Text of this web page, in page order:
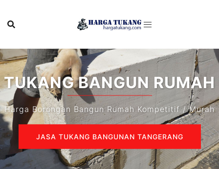
content
TUKANG BANGUN RUMAH
Harga Borongan Bangun Rumah Kompetitif / Murah
JASA TUKANG BANGUNAN TANGERANG